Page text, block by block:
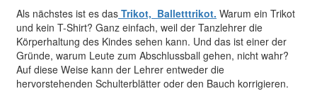
Als nächstes ist es das Trikot, Balletttrikot. Warum ein Trikot
und kein T-Shirt? Ganz einfach, weil der Tanzlehrer die
Körperhaltung des Kindes sehen kann. Und das ist einer der
Gründe, warum Leute zum Abschlussball gehen, nicht wahr?
Auf diese Weise kann der Lehrer entweder die
hervorstehenden Schulterblätter oder den Bauch korrigieren.